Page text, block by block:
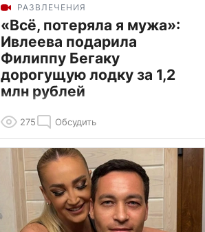
РАЗВЛЕЧЕНИЯ
«Всё, потеряла я мужа»:
Ивлеева подарила
Филиппу Бегаку
дорогущую лодку за 1,2
млн рублей
275 Обсудить